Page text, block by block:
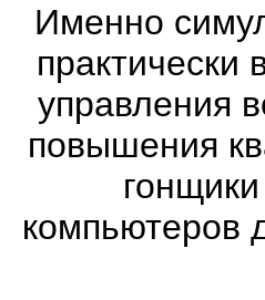
Именно
управления
повышения
компьютеров